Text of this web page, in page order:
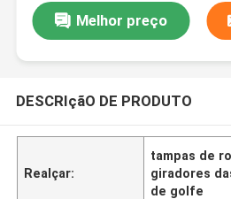
Melhor preço
DESCRIçãO DE PRODUTO
Realçar:
tampas de
giradores
de golfe